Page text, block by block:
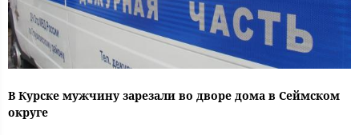
В Курске мужчину зарезали во дворе дома в Сеймском
округе